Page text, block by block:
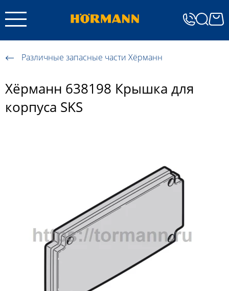
Различные запасные части Хёрманн
Хёрманн 638198 Крышка для
корпуса SKS